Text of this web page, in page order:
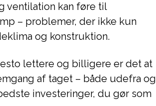
ventilation kan føre til
– problemer, der ikke kun
og konstruktion.
lettere og billigere er det at
af taget – både udefra og
investeringer, du gør som